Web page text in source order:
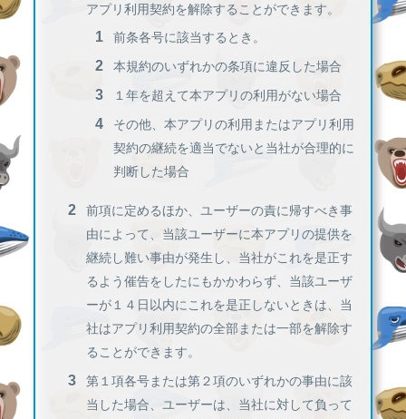
アプリ利用契約を解除することができます。
前条各号に該当するとき。
本規約のいずれかの条項に違反した場合
１年を超えて本アプリの利用がない場合
その他、本アプリの利用またはアプリ利用
契約の継続を適当でないと当社が合理的に
判断した場合
前項に定めるほか、ユーザーの責に帰すべき事
由によって、当該ユーザーに本アプリの提供を
継続し難い事由が発生し、当社がこれを是正す
るよう催告をしたにもかかわらず、当該ユーザ
ーが１４日以内にこれを是正しないときは、当
社はアプリ利用契約の全部または一部を解除す
ることができます。
第１項各号または第２項のいずれかの事由に該
当した場合、ユーザーは、当社に対して負って